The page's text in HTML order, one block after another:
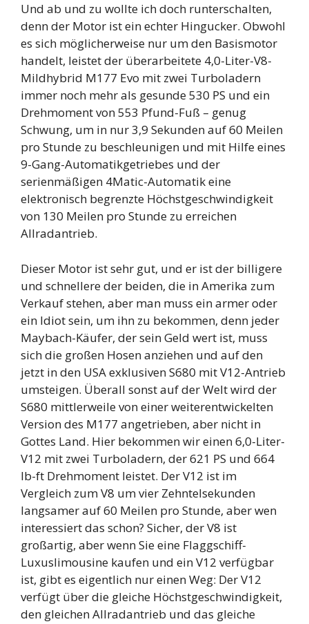
Und ab und zu wollte ich doch runterschalten,
denn der Motor ist ein echter Hingucker. Obwohl
es sich möglicherweise nur um den Basismotor
handelt, leistet der überarbeitete 4,0-Liter-V8-
Mildhybrid M177 Evo mit zwei Turboladern
immer noch mehr als gesunde 530 PS und ein
Drehmoment von 553 Pfund-Fuß – genug
Schwung, um in nur 3,9 Sekunden auf 60 Meilen
pro Stunde zu beschleunigen und mit Hilfe eines
9-Gang-Automatikgetriebes und der
serienmäßigen 4Matic-Automatik eine
elektronisch begrenzte Höchstgeschwindigkeit
von 130 Meilen pro Stunde zu erreichen
Allradantrieb.
Dieser Motor ist sehr gut, und er ist der billigere
und schnellere der beiden, die in Amerika zum
Verkauf stehen, aber man muss ein armer oder
ein Idiot sein, um ihn zu bekommen, denn jeder
Maybach-Käufer, der sein Geld wert ist, muss
sich die großen Hosen anziehen und auf den
jetzt in den USA exklusiven S680 mit V12-Antrieb
umsteigen. Überall sonst auf der Welt wird der
S680 mittlerweile von einer weiterentwickelten
Version des M177 angetrieben, aber nicht in
Gottes Land. Hier bekommen wir einen 6,0-Liter-
V12 mit zwei Turboladern, der 621 PS und 664
lb-ft Drehmoment leistet. Der V12 ist im
Vergleich zum V8 um vier Zehntelsekunden
langsamer auf 60 Meilen pro Stunde, aber wen
interessiert das schon? Sicher, der V8 ist
großartig, aber wenn Sie eine Flaggschiff-
Luxuslimousine kaufen und ein V12 verfügbar
ist, gibt es eigentlich nur einen Weg: Der V12
verfügt über die gleiche Höchstgeschwindigkeit,
den gleichen Allradantrieb und das gleiche